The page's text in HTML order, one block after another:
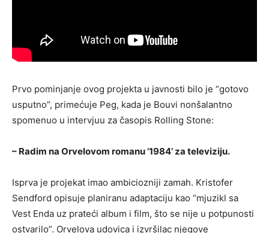
Prvo pominjanje ovog projekta u javnosti bilo je “gotovo
usputno”, primećuje Peg, kada je Bouvi nonšalantno
spomenuo u intervjuu za časopis Rolling Stone:
– Radim na Orvelovom romanu ’1984’ za televiziju.
Isprva je projekat imao ambiciozniji zamah. Kristofer
Sendford opisuje planiranu adaptaciju kao “mjuzikl sa
Vest Enda uz prateći album i film, što se nije u potpunosti
ostvarilo”. Orvelova udovica i izvršilac njegove